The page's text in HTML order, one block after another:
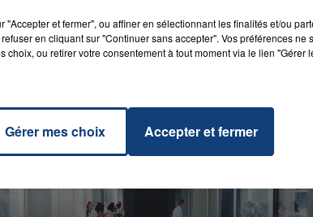
"Accepter et fermer", ou affiner en sélectionnant les finalités et/ou
en cliquant sur "Continuer sans accepter". Vos préférences ne
choix, ou retirer votre consentement à tout moment via le lien "Gérer
Gérer mes choix Accepter et fermer